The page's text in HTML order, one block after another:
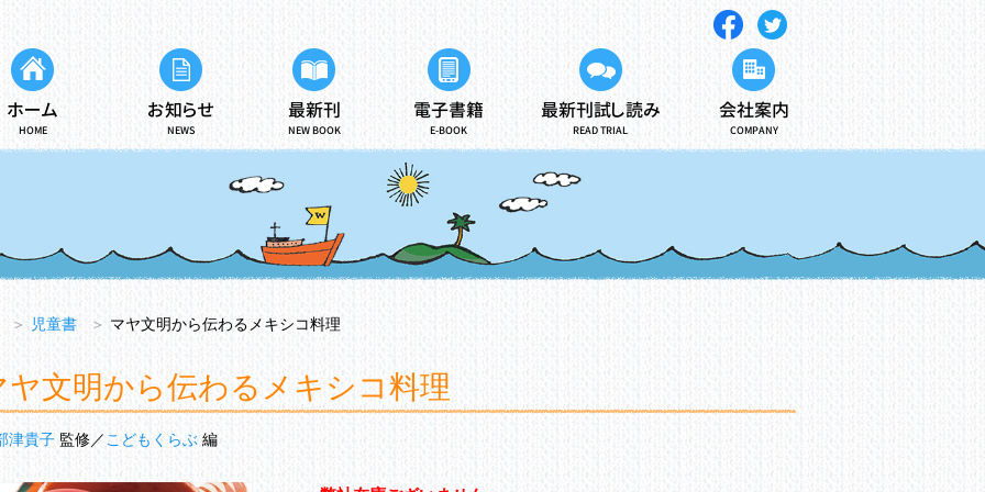
ホーム
HOME
お知らせ
NEWS
最新刊
NEW BOOK
電子書籍
E-BOOK
最新刊試し読み
READ TRIAL
会社案内
COMPANY
＞ 児童書 ＞ マヤ文明から伝わるメキシコ料理
ヤ文明から伝わるメキシコ料理
津貴子 監修 こどもくらぶ 編